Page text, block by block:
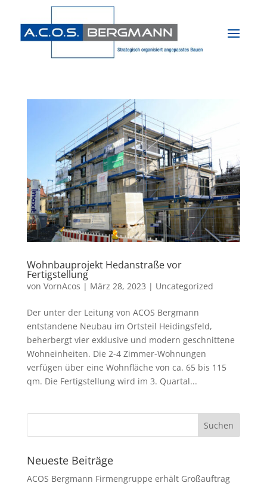
Wohnbauprojekt Hedanstraße vor
Fertigstellung
von VornAcos | März 28, 2023 | Uncategorized
Der unter der Leitung von ACOS Bergmann
entstandene Neubau im Ortsteil Heidingsfeld,
beherbergt vier exklusive und modern geschnittene
Wohneinheiten. Die 2-4 Zimmer-Wohnungen
verfügen über eine Wohnfläche von ca. 65 bis 115
qm. Die Fertigstellung wird im 3. Quartal...
Neueste Beiträge
ACOS Bergmann Firmengruppe erhält Großauftrag